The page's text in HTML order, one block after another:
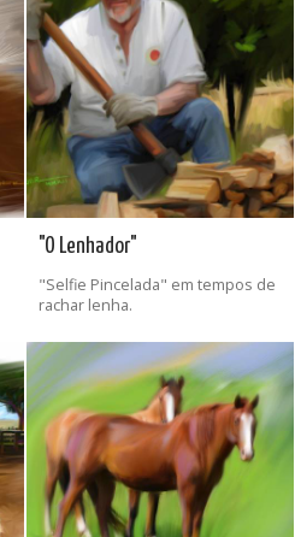
"O Lenhador"
"Selfie Pincelada" em tempos de
rachar lenha.